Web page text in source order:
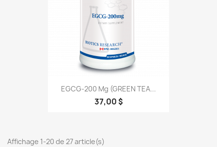
EGCG-200 Mg (GREEN TEA...
37,00 $
Affichage 1-20 de 27 article(s)